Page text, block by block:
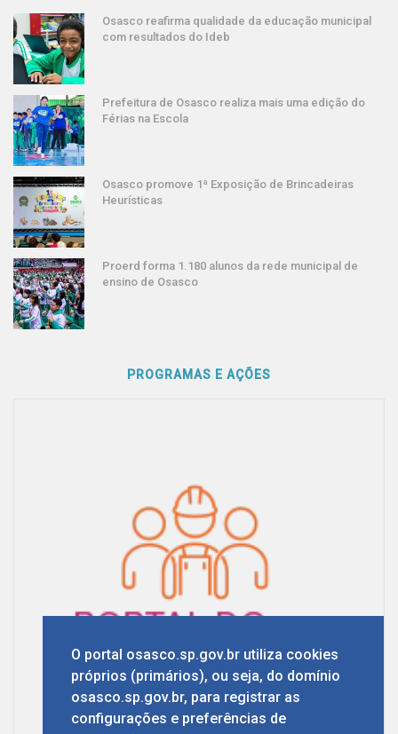
Osasco reafirma qualidade da educação municipal
com resultados do Ideb
Prefeitura de Osasco realiza mais uma edição do
Férias na Escola
Osasco promove 1ª Exposição de Brincadeiras
Heurísticas
Proerd forma 1.180 alunos da rede municipal de
ensino de Osasco
PROGRAMAS E AÇÕES
O portal osasco.sp.gov.br utiliza cookies
próprios (primários), ou seja, do domínio
osasco.sp.gov.br, para registrar as
configurações e preferências de